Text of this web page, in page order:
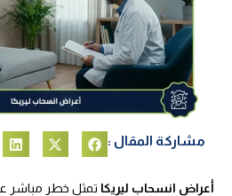
مشاركة المقال :
أعراض انسحاب ليريكا تمثل خطر مباشر